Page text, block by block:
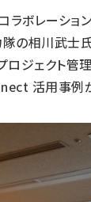
ラボレーショ
の相川武士氏
ジェクト管理
活用事例